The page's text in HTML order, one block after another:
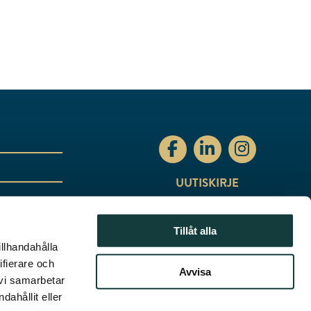
och
samarbetar
eller
Tillåt alla
Avvisa
stiftelsenabo
stiftelsenabo
UUTISKIRJE